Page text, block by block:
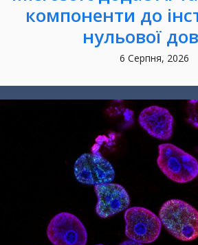
компоненти до
нульової
6 Серпня, 2026